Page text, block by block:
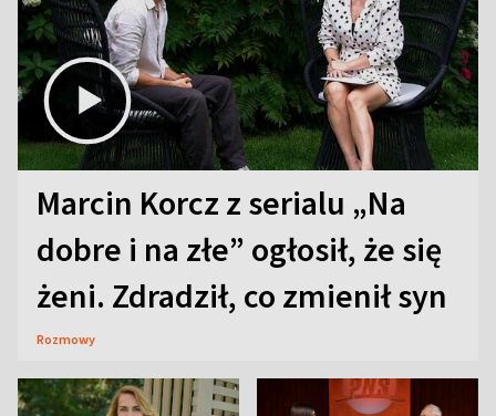
Marcin Korcz z serialu „Na
dobre i na złe” ogłosił, że się
żeni. Zdradził, co zmienił syn
Rozmowy